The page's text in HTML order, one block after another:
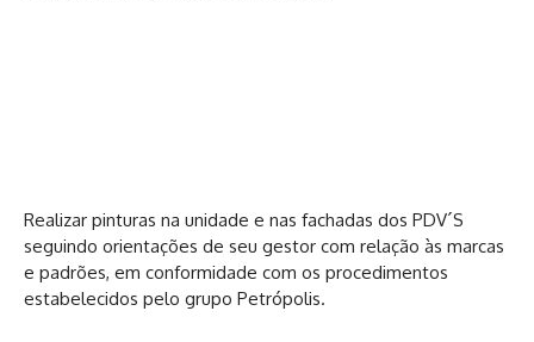
Realizar pinturas na unidade e nas fachadas dos PDV´S
seguindo orientações de seu gestor com relação às marcas
e padrões, em conformidade com os procedimentos
estabelecidos pelo grupo Petrópolis.